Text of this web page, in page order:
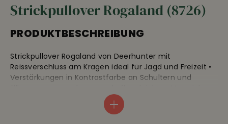
Strickpullover Rogaland (8726)
PRODUKTBESCHREIBUNG
Strickpullover Rogaland von Deerhunter mit
Reissverschluss am Kragen ideal für Jagd und Freizeit •
Verstärkungen in Kontrastfarbe an Schultern und
100% Polyacryl • Länge ca. 71cm • 40° C Wäsche